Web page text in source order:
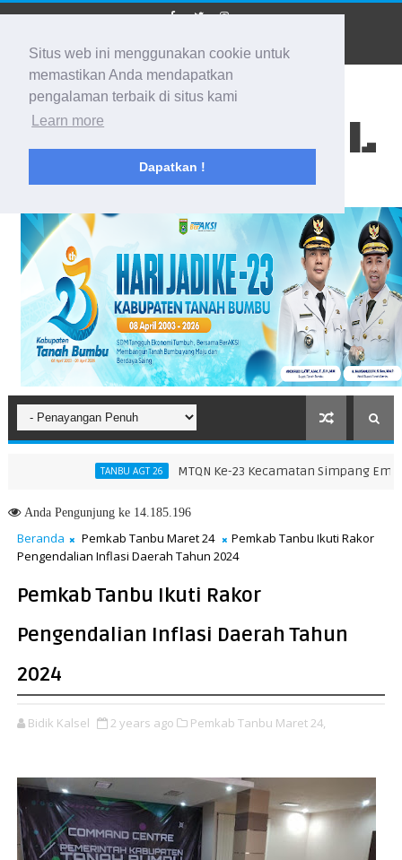
Situs web ini menggunakan cookie untuk
memastikan Anda mendapatkan
pengalaman terbaik di situs kami
Learn more
Dapatkan !
BIDIK KALSEL
Membidik Ke Segala Arah
TANBU AGT 26 MTQN Ke-23 Kecamatan Simpang Empat:
dan Pelatihan Calon Paskibraka 2026
AndaPengunjung ke 14.185.196
Beranda Pemkab Tanbu Maret 24
Pemkab Tanbu Ikuti Rakor
Pengendalian Inflasi Daerah Tahun 2024
Pemkab Tanbu Ikuti Rakor
Pengendalian Inflasi Daerah Tahun
2024
Bidik Kalsel 2 years ago Pemkab Tanbu Maret 24,